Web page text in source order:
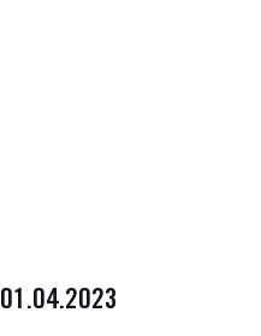
01.04.2023